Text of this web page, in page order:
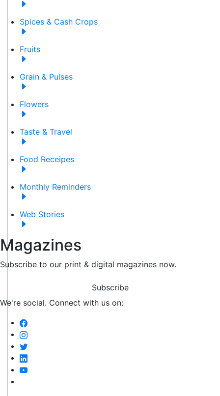
Spices & Cash Crops
Fruits
Grain & Pulses
Flowers
Taste & Travel
Food Receipes
Monthly Reminders
Web Stories
Magazines
Subscribe to our print & digital magazines now.
Subscribe
We're social. Connect with us on: